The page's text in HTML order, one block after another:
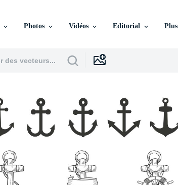
Photos Vidéos Editorial Plus